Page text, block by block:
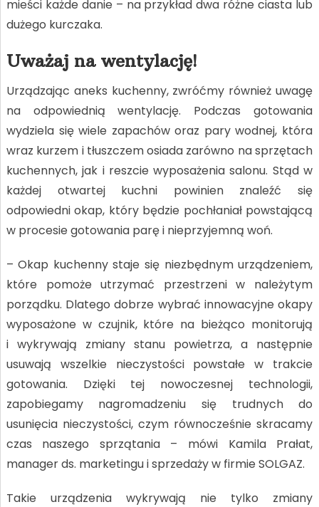
mieści każde danie – na przykład dwa różne ciasta lub
dużego kurczaka.
Uważaj na wentylację!
Urządzając aneks kuchenny, zwróćmy również uwagę
na odpowiednią wentylację. Podczas gotowania
wydziela się wiele zapachów oraz pary wodnej, która
wraz kurzem i tłuszczem osiada zarówno na sprzętach
kuchennych, jak i reszcie wyposażenia salonu. Stąd w
każdej otwartej kuchni powinien znaleźć się
odpowiedni okap, który będzie pochłaniał powstającą
w procesie gotowania parę i nieprzyjemną woń.
– Okap kuchenny staje się niezbędnym urządzeniem,
które pomoże utrzymać przestrzeni w należytym
porządku. Dlatego dobrze wybrać innowacyjne okapy
wyposażone w czujnik, które na bieżąco monitorują
i wykrywają zmiany stanu powietrza, a następnie
usuwają wszelkie nieczystości powstałe w trakcie
gotowania. Dzięki tej nowoczesnej technologii,
zapobiegamy nagromadzeniu się trudnych do
usunięcia nieczystości, czym równocześnie skracamy
czas naszego sprzątania – mówi Kamila Prałat,
manager ds. marketingu i sprzedaży w firmie SOLGAZ.
Takie urządzenia wykrywają nie tylko zmiany